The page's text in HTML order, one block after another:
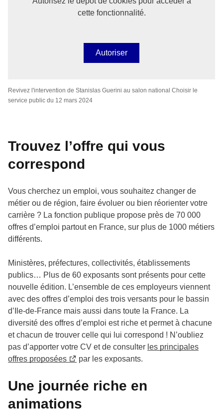
cette fonctionnalité.
Autoriser
Revivez l'intervention de Stanislas Guerini au salon national Choisir le
service public du 12 mars 2024
Trouvez l’offre qui vous
correspond
Vous cherchez un emploi, vous souhaitez changer de
métier ou de région, faire évoluer ou bien réorienter votre
carrière ? La fonction publique propose près de 70 000
offres d’emploi partout en France, sur plus de 1000 métiers
différents.
Ministères, préfectures, collectivités, établissements
publics… Plus de 60 exposants sont présents pour cette
nouvelle édition. L’ensemble de ces employeurs viennent
avec des offres d’emploi des trois versants pour le bassin
d’Ile-de-France mais aussi dans toute la France. La
diversité des offres d’emploi est riche et permet à chacune
et chacun de trouver celle qui lui correspond ! N’oubliez
pas d’apporter votre CV et de consulter les principales
offres proposées
par les exposants.
Une journée riche en
animations